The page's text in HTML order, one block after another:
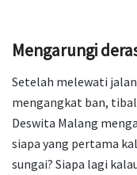
Mengarungi
Setelah melewati
mengangkat ban,
Deswita Malang
siapa yang pertama
sungai? Siapa lagi